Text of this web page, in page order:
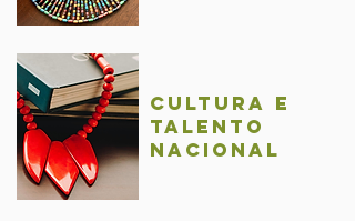
Cultura e
talentO
nacional